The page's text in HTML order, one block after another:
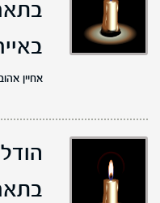
בתאריך 24/
אחיין
בתאריך 24/